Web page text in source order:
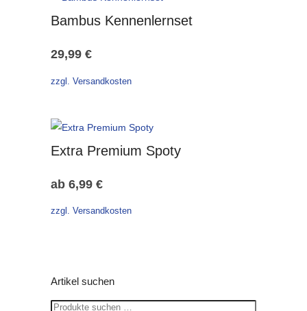
Bambus Kennenlernset
29,99 €
zzgl. Versandkosten
Extra Premium Spoty
ab 6,99 €
zzgl. Versandkosten
Artikel suchen